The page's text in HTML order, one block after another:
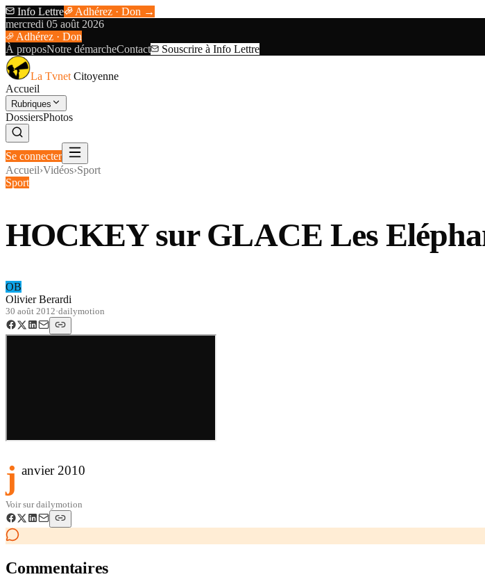
Info Lettre
Adhérez · Don →
mercredi 05 août 2026
Adhérez · Don
À proposNotre démarcheContact Souscrire à Info Lettre
La Tvnet Citoyenne
Accueil
Rubriques
DossiersPhotos
Se connecter
Accueil›Vidéos›Sport
Sport
HOCKEY sur GLACE Les
OB
Olivier Berardi
30 août 2012·dailymotion
j anvier 2010
Voir surdailymotion
Commentaires